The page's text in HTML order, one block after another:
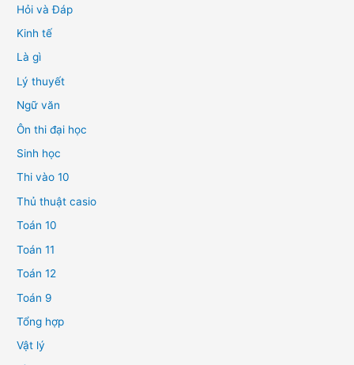
Hỏi và Đáp
Kinh tế
Là gì
Lý thuyết
Ngữ văn
Ôn thi đại học
Sinh học
Thi vào 10
Thủ thuật casio
Toán 10
Toán 11
Toán 12
Toán 9
Tổng hợp
Vật lý